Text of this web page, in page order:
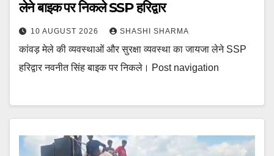
लेने बाइक पर निकले SSP हरिद्वार
10 AUGUST 2026 SHASHI SHARMA
कांवड़ मेले की व्यवस्थाओं और सुरक्षा व्यवस्था का जायजा लेने SSP
हरिद्वार नवनीत सिंह बाइक पर निकले। Post navigation